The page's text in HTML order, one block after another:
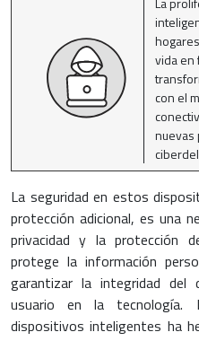
vida en
con el
nuevas
La seguridad en estos
protección adicional, es una
privacidad y la protección
protege la información
garantizar la integridad
usuario en la tecnología.
dispositivos inteligentes ha